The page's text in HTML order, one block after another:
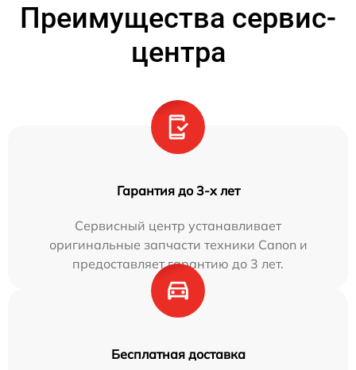
Преимущества сервис-
центра
Гарантия до 3-х лет
Сервисный центр устанавливает
оригинальные запчасти техники Canon и
предоставляет гарантию до 3 лет.
Бесплатная доставка